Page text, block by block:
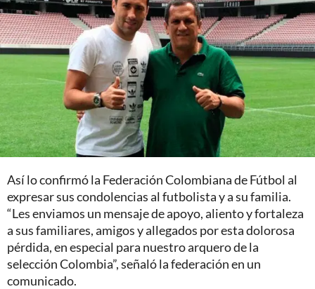
Así lo confirmó la Federación Colombiana de Fútbol al
expresar sus condolencias al futbolista y a su familia.
“Les enviamos un mensaje de apoyo, aliento y fortaleza
a sus familiares, amigos y allegados por esta dolorosa
pérdida, en especial para nuestro arquero de la
selección Colombia”, señaló la federación en un
comunicado.